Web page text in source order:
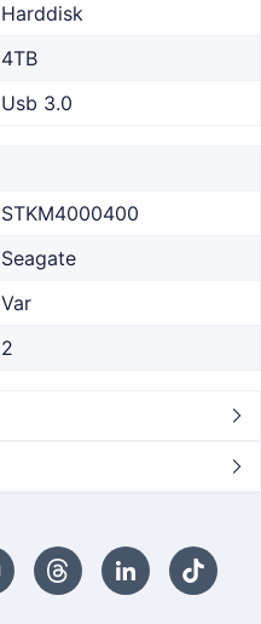
Harddisk
4TB
Usb 3.0
STKM4000400
Seagate
Var
2